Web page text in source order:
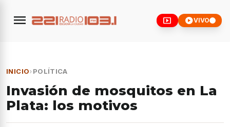
menu smart_display play_circleVIVO
INICIO›POLÍTICA
Invasión de mosquitos en La
Plata: los motivos